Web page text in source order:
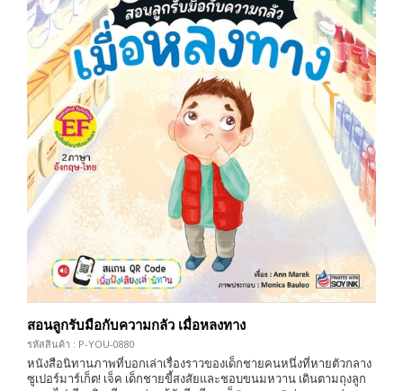
สอนลูกรับมือกับความกลัว เมื่อหลงทาง
รหัสสินค้า : P-YOU-0880
หนังสือนิทานภาพที่บอกเล่าเรื่องราวของเด็กชายคนหนึ่งที่หายตัวกลาง
ซูเปอร์มาร์เก็ต! เจ็ค เด็กชายขี้สงสัยและชอบขนมหวาน เดินตามถุงลูก